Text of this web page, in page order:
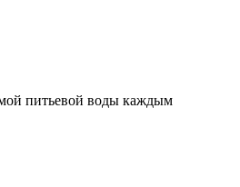
питьевой воды каждым